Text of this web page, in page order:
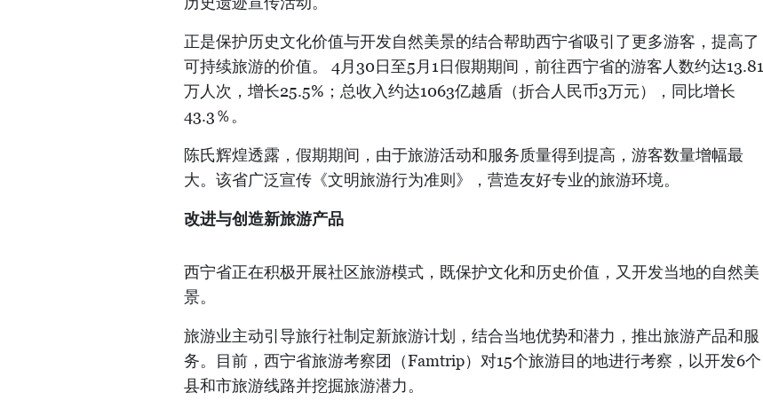
正是保护历史文化价值与开发自然美景的结合帮助西宁省吸引了更多游客，提高了
可持续旅游的价值。 4月30日至5月1日假期期间，前往西宁省的游客人数约达13.81
万人次，增长25.5%；总收入约达1063亿越盾（折合人民币3万元），同比增长
43.3％。
陈氏辉煌透露，假期期间，由于旅游活动和服务质量得到提高，游客数量增幅最
大。该省广泛宣传《文明旅游行为准则》，营造友好专业的旅游环境。
改进与创造新旅游产品
西宁省正在积极开展社区旅游模式，既保护文化和历史价值，又开发当地的自然美
景。
旅游业主动引导旅行社制定新旅游计划，结合当地优势和潜力，推出旅游产品和服
务。目前，西宁省旅游考察团（Famtrip）对15个旅游目的地进行考察，以开发6个
县和市旅游线路并挖掘旅游潜力。